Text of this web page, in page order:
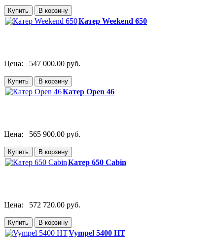
Катер Weekend 650
Цена: 547 000.00 руб.
Катер Open 46
Цена: 565 900.00 руб.
Катер 650 Cabin
Цена: 572 720.00 руб.
Vympel 5400 HT